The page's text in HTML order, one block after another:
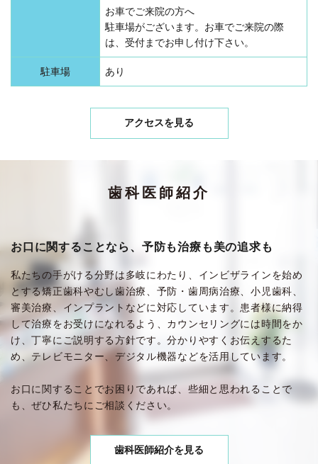
お車でご来院の方へ
駐車場がございます。お車でご来院の際
は、受付までお申し付け下さい。
駐車場 あり
アクセスを見る
歯科医師紹介
お口に関することなら、予防も治療も美の追求も
私たちの手がける分野は多岐にわたり、インビザラインを始め
とする矯正歯科やむし歯治療、予防・歯周病治療、小児歯科、
審美治療、インプラントなどに対応しています。患者様に納得
して治療をお受けになれるよう、カウンセリングには時間をか
け、丁寧にご説明する方針です。分かりやすくお伝えするた
め、テレビモニター、デジタル機器などを活用しています。
お口に関することでお困りであれば、些細と思われることで
も、ぜひ私たちにご相談ください。
歯科医師紹介を見る